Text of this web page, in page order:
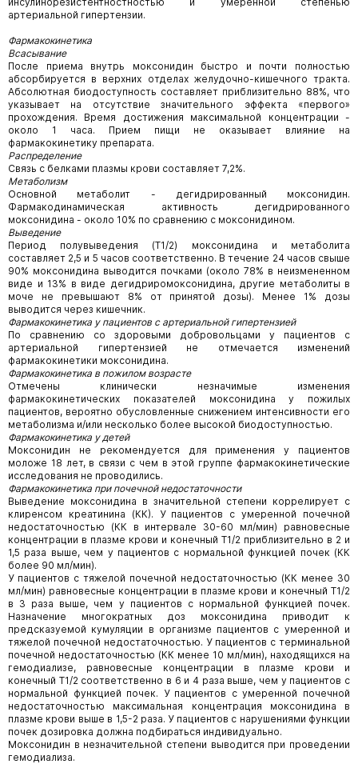
артериальной гипертензии.
Фармакокинетика
Всасывание
После приема внутрь моксонидин быстро и почти полностью
абсорбируется в верхних отделах желудочно-кишечного тракта.
Абсолютная биодоступность составляет приблизительно 88%, что
указывает на отсутствие значительного эффекта «первого»
прохождения. Время достижения максимальной концентрации -
около 1 часа. Прием пищи не оказывает влияние на
фармакокинетику препарата.
Распределение
Связь с белками плазмы крови составляет 7,2%.
Метаболизм
Основной метаболит - дегидрированный моксонидин.
Фармакодинамическая активность дегидрированного
моксонидина - около 10% по сравнению с моксонидином.
Выведение
Период полувыведения (T1/2) моксонидина и метаболита
составляет 2,5 и 5 часов соответственно. В течение 24 часов свыше
90% моксонидина выводится почками (около 78% в неизмененном
виде и 13% в виде дегидриромоксонидина, другие метаболиты в
моче не превышают 8% от принятой дозы). Менее 1% дозы
выводится через кишечник.
Фармакокинетика у пациентов с артериальной гипертензией
По сравнению со здоровыми добровольцами у пациентов с
артериальной гипертензией не отмечается изменений
фармакокинетики моксонидина.
Фармакокинетика в пожилом возрасте
Отмечены клинически незначимые изменения
фармакокинетических показателей моксонидина у пожилых
пациентов, вероятно обусловленные снижением интенсивности его
метаболизма и/или несколько более высокой биодоступностью.
Фармакокинетика у детей
Моксонидин не рекомендуется для применения у пациентов
моложе 18 лет, в связи с чем в этой группе фармакокинетические
исследования не проводились.
Фармакокинетика при почечной недостаточности
Выведение моксонидина в значительной степени коррелирует с
клиренсом креатинина (КК). У пациентов с умеренной почечной
недостаточностью (КК в интервале 30-60 мл/мин) равновесные
концентрации в плазме крови и конечный T1/2 приблизительно в 2 и
1,5 раза выше, чем у пациентов с нормальной функцией почек (КК
более 90 мл/мин).
У пациентов с тяжелой почечной недостаточностью (КК менее 30
мл/мин) равновесные концентрации в плазме крови и конечный T1/2
в 3 раза выше, чем у пациентов с нормальной функцией почек.
Назначение многократных доз моксонидина приводит к
предсказуемой кумуляции в организме пациентов с умеренной и
тяжелой почечной недостаточностью. У пациентов с терминальной
почечной недостаточностью (КК менее 10 мл/мин), находящихся на
гемодиализе, равновесные концентрации в плазме крови и
конечный T1/2 соответственно в 6 и 4 раза выше, чем у пациентов с
нормальной функцией почек. У пациентов с умеренной почечной
недостаточностью максимальная концентрация моксонидина в
плазме крови выше в 1,5-2 раза. У пациентов с нарушениями функции
почек дозировка должна подбираться индивидуально.
Моксонидин в незначительной степени выводится при проведении
гемодиализа.